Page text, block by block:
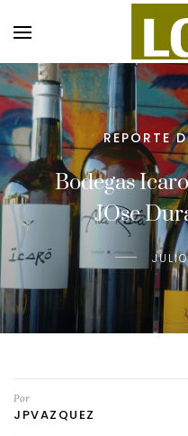
REPORTE
Bodegas
JOse
Por
JPVAZQUEZ